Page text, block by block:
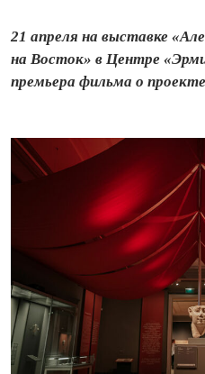
21 апреля на выставке
на Восток» в Центре
премьера фильма о